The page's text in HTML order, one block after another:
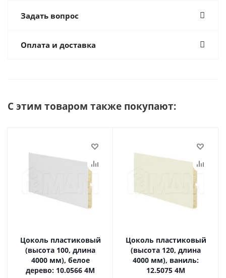
Задать вопрос
Оплата и доставка
С этим товаром также покупают:
Цоколь пластиковый
(высота 100, длина
4000 мм), белое
дерево: 10.0566 4M
Цоколь пластиковый
(высота 120, длина
4000 мм), ваниль:
12.5075 4M